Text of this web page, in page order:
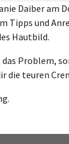
Daiber am
Tipps und
Hautbild.
Problem,
die teuren